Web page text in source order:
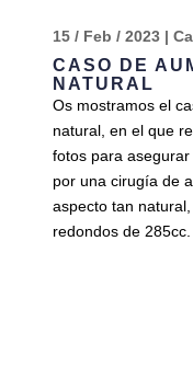
CASO DE
NATURAL
15 / Feb / 2023|
Os mostramos el
natural, en el que
fotos para
por una cirugía de
aspecto tan
redondos de 285cc.